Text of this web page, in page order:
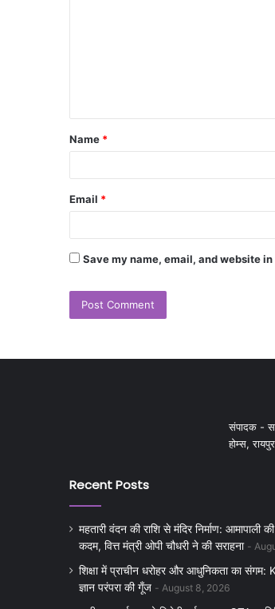
Name *
Email *
Save my name, email, and website
संपादक -
होम्स,
Recent Posts
महतारी वंदन की राशि से मंदिर निर्माण: आमापाली
कदम, वित्त मंत्री ओपी चौधरी ने की सराहना
शिक्षा में प्राचीन धरोहर और आधुनिकता का संगम:
ज्ञान परंपरा की गूँज
August 8, 2026